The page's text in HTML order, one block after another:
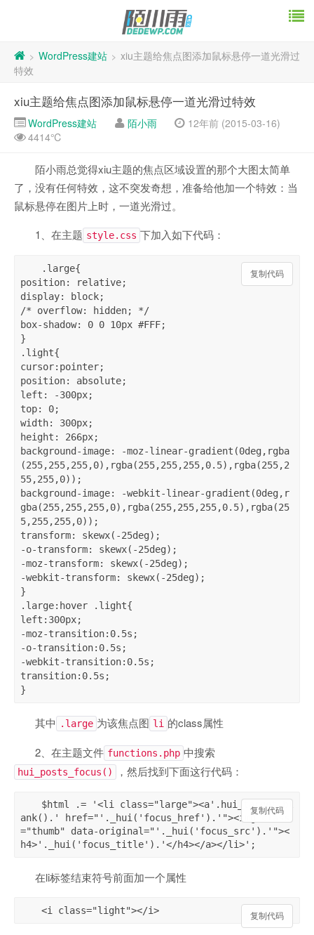
> WordPress建站 > xiu主题给焦点图添加鼠标悬停一道光滑过
特效
xiu主题给焦点图添加鼠标悬停一道光滑过特效
WordPress建站 陌小雨
12年前 (2015-03-16)
4414℃
陌小雨总觉得xiu主题的焦点区域设置的那个大图太简单
了，没有任何特效，这不突发奇想，准备给他加一个特效：当
鼠标悬停在图片上时，一道光滑过。
1、在主题 style.css 下加入如下代码：
复制代码
.large{
position: relative;
display: block;
/* overflow: hidden; */
box-shadow: 0 0 10px #FFF;
}
.light{
cursor:pointer;
position: absolute;
left: -300px;
top: 0;
width: 300px;
height: 266px;
background-image: -moz-linear-gradient(0deg,rgba
(255,255,255,0),rgba(255,255,255,0.5),rgba(255,2
55,255,0));
background-image: -webkit-linear-gradient(0deg,r
gba(255,255,255,0),rgba(255,255,255,0.5),rgba(25
5,255,255,0));
transform: skewx(-25deg);
-o-transform: skewx(-25deg);
-moz-transform: skewx(-25deg);
-webkit-transform: skewx(-25deg);
}
.large:hover .light{
left:300px;
-moz-transition:0.5s;
-o-transition:0.5s;
-webkit-transition:0.5s;
transition:0.5s;
}
其中 .large 为该焦点图 li 的class属性
2、在主题文件 functions.php 中搜索
hui_posts_focus() ，然后找到下面这行代码：
复制代码
复制代码
$html .= '<li class="large"><a'.hui_target_bl
ank().' href="'._hui('focus_href').'"><img class
="thumb" data-original="'._hui('focus_src').'"><
h4>'._hui('focus_title').'</h4></a></li>';
在li标签结束符号前面加一个属性
复制代码
<i class="light"></i>